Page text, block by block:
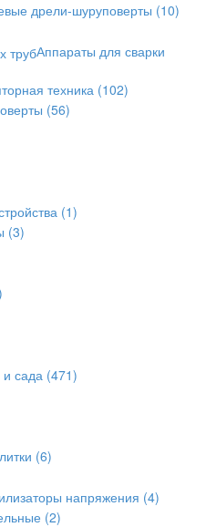
дрели-шуруповерты (10)
Аппараты для сварки
техника (102)
(56)
(1)
(3)
сада (471)
(6)
напряжения (4)
(2)